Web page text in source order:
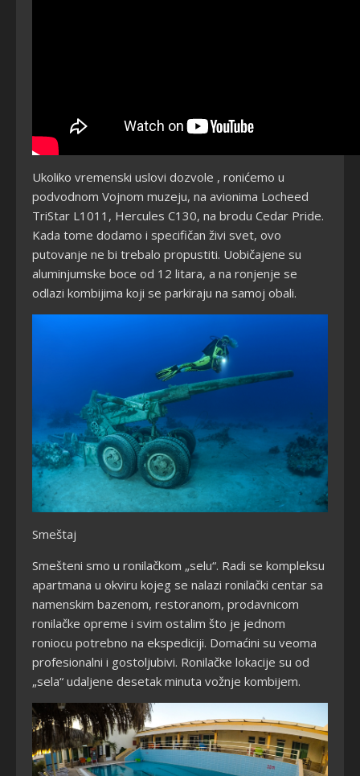
Ukoliko vremenski uslovi dozvole , ronićemo u
podvodnom Vojnom muzeju, na avionima Locheed
TriStar L1011, Hercules C130, na brodu Cedar Pride.
Kada tome dodamo i specifičan živi svet, ovo
putovanje ne bi trebalo propustiti. Uobičajene su
aluminjumske boce od 12 litara, a na ronjenje se
odlazi kombijima koji se parkiraju na samoj obali.
Smeštaj
Smešteni smo u ronilačkom „selu“. Radi se kompleksu
apartmana u okviru kojeg se nalazi ronilački centar sa
namenskim bazenom, restoranom, prodavnicom
ronilačke opreme i svim ostalim što je jednom
roniocu potrebno na ekspediciji. Domaćini su veoma
profesionalni i gostoljubivi. Ronilačke lokacije su od
„sela“ udaljene desetak minuta vožnje kombijem.